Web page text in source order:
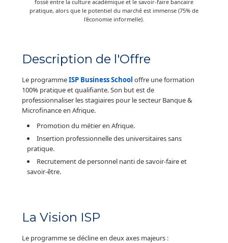
fossé entre la culture académique et le savoir-faire bancaire
pratique, alors que le potentiel du marché est immense (75% de
l'économie informelle).
Description de l'Offre
Le programmeISP Business School offre une formation
100% pratique et qualifiante. Son but est de
professionnaliser les stagiaires pour le secteur Banque &
Microfinance en Afrique.
Promotion du métier en Afrique.
Insertion professionnelle des universitaires sans
pratique.
Recrutement de personnel nanti de savoir-faire et
savoir-être.
La Vision ISP
Le programme se décline en deux axes majeurs :